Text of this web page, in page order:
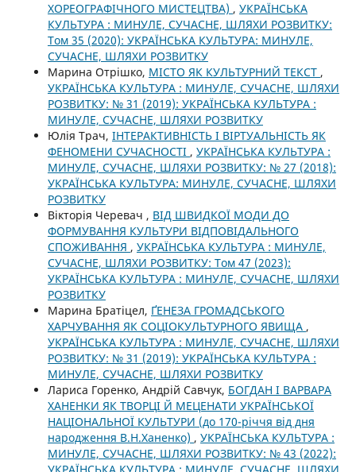
ХОРЕОГРАФІЧНОГО МИСТЕЦТВА) , УКРАЇНСЬКА
КУЛЬТУРА : МИНУЛЕ, СУЧАСНЕ, ШЛЯХИ РОЗВИТКУ:
Том 35 (2020): УКРАЇНСЬКА КУЛЬТУРА: МИНУЛЕ,
СУЧАСНЕ, ШЛЯХИ РОЗВИТКУ
Марина Отрішко, МІСТО ЯК КУЛЬТУРНИЙ ТЕКСТ ,
УКРАЇНСЬКА КУЛЬТУРА : МИНУЛЕ, СУЧАСНЕ, ШЛЯХИ
РОЗВИТКУ: № 31 (2019): УКРАЇНСЬКА КУЛЬТУРА :
МИНУЛЕ, СУЧАСНЕ, ШЛЯХИ РОЗВИТКУ
Юлія Трач, ІНТЕРАКТИВНІСТЬ І ВІРТУАЛЬНІСТЬ ЯК
ФЕНОМЕНИ СУЧАСНОСТІ , УКРАЇНСЬКА КУЛЬТУРА :
МИНУЛЕ, СУЧАСНЕ, ШЛЯХИ РОЗВИТКУ: № 27 (2018):
УКРАЇНСЬКА КУЛЬТУРА: МИНУЛЕ, СУЧАСНЕ, ШЛЯХИ
РОЗВИТКУ
Вікторія Черевач , ВІД ШВИДКОЇ МОДИ ДО
ФОРМУВАННЯ КУЛЬТУРИ ВІДПОВІДАЛЬНОГО
СПОЖИВАННЯ , УКРАЇНСЬКА КУЛЬТУРА : МИНУЛЕ,
СУЧАСНЕ, ШЛЯХИ РОЗВИТКУ: Том 47 (2023):
УКРАЇНСЬКА КУЛЬТУРА : МИНУЛЕ, СУЧАСНЕ, ШЛЯХИ
РОЗВИТКУ
Марина Братіцел, ҐЕНЕЗА ГРОМАДСЬКОГО
ХАРЧУВАННЯ ЯК СОЦІОКУЛЬТУРНОГО ЯВИЩА ,
УКРАЇНСЬКА КУЛЬТУРА : МИНУЛЕ, СУЧАСНЕ, ШЛЯХИ
РОЗВИТКУ: № 31 (2019): УКРАЇНСЬКА КУЛЬТУРА :
МИНУЛЕ, СУЧАСНЕ, ШЛЯХИ РОЗВИТКУ
Лариса Горенко, Андрій Савчук, БОГДАН І ВАРВАРА
ХАНЕНКИ ЯК ТВОРЦІ Й МЕЦЕНАТИ УКРАЇНСЬКОЇ
НАЦІОНАЛЬНОЇ КУЛЬТУРИ (до 170-річчя від дня
народження В.Н.Ханенко) , УКРАЇНСЬКА КУЛЬТУРА :
МИНУЛЕ, СУЧАСНЕ, ШЛЯХИ РОЗВИТКУ: № 43 (2022):